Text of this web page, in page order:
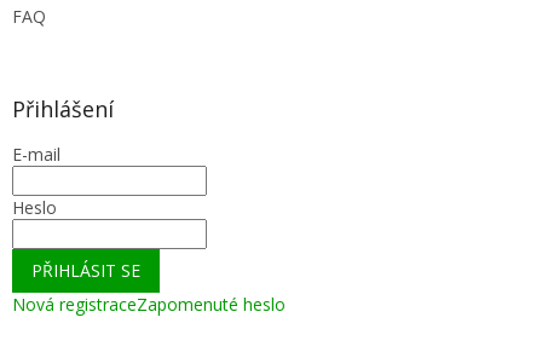
FAQ
Přihlášení
E-mail
Heslo
PŘIHLÁSIT SE
Nová registraceZapomenuté heslo